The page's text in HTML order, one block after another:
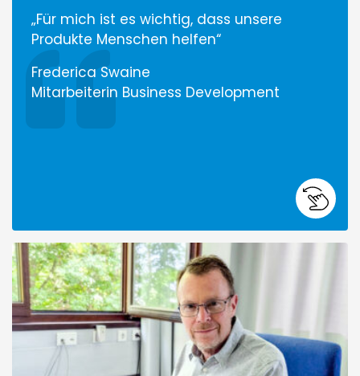
„Für mich ist es wichtig, dass unsere
Produkte Menschen helfen“
Frederica Swaine
Mitarbeiterin Business Development